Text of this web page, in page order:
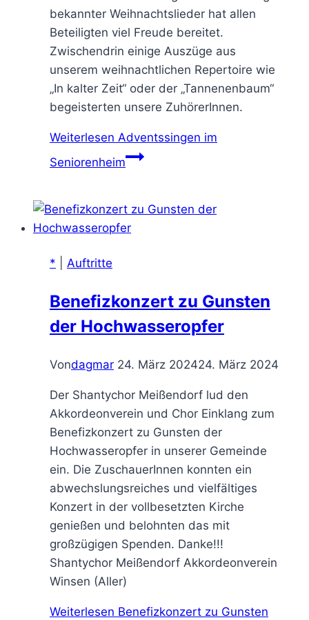
bekannter Weihnachtslieder hat allen
Beteiligten viel Freude bereitet.
Zwischendrin einige Auszüge aus
unserem weihnachtlichen Repertoire wie
„In kalter Zeit“ oder der „Tannenenbaum“
begeisterten unsere ZuhörerInnen.
Weiterlesen Adventssingen im
Seniorenheim
* Auftritte
Benefizkonzert zu Gunsten
der Hochwasseropfer
Vondagmar 24. März 202424. März 2024
Der Shantychor Meißendorf lud den
Akkordeonverein und Chor Einklang zum
Benefizkonzert zu Gunsten der
Hochwasseropfer in unserer Gemeinde
ein. Die ZuschauerInnen konnten ein
abwechslungsreiches und vielfältiges
Konzert in der vollbesetzten Kirche
genießen und belohnten das mit
großzügigen Spenden. Danke!!!
Shantychor Meißendorf Akkordeonverein
Winsen (Aller)
Weiterlesen Benefizkonzert zu Gunsten